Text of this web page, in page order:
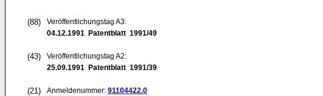
(88)
Veröffentlichungstag A3:
04.12.1991 Patentblatt 1991/49
(43)
Veröffentlichungstag A2:
25.09.1991 Patentblatt 1991/39
(21) Anmeldenummer: 91104422.0